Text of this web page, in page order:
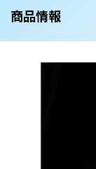
商品情報